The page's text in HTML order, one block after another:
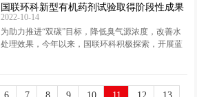
国联环科新型有机药剂试验取得阶段性成果
2022-10-14
为助力推进“双碳”目标，降低臭气源浓度，改善水
处理效果，今年以来，国联环科积极探索，开展蓝